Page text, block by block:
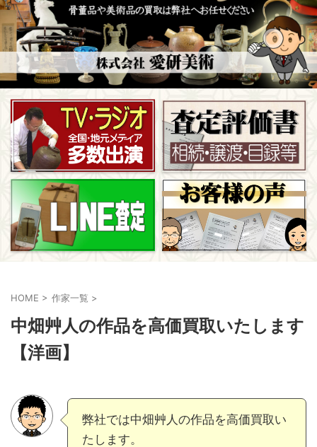
HOME > 作家一覧 >
中畑艸人の作品を高価買取いたします
【洋画】
弊社では中畑艸人の作品を高価買取い
たします。